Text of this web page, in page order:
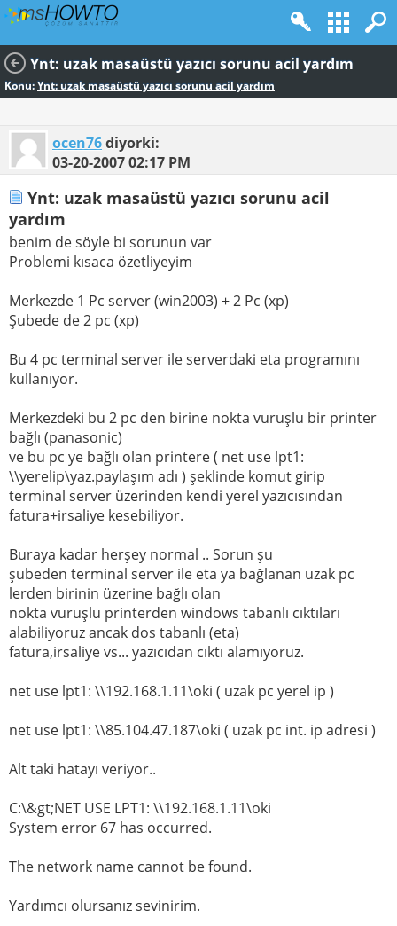
Ynt: uzak masaüstü yazıcı sorunu acil yardım
Konu:Ynt: uzak masaüstü yazıcı sorunu acil yardım
ocen76diyorki:
03-20-200702:17 PM
Ynt: uzak masaüstü yazıcı sorunu acil
yardım
benim de söyle bi sorunun var
Problemi kısaca özetliyeyim
Merkezde 1 Pc server (win2003) + 2 Pc (xp)
Şubede de 2 pc (xp)
Bu 4 pc terminal server ile serverdaki eta programını
kullanıyor.
Merkezdeki bu 2 pc den birine nokta vuruşlu bir printer
bağlı (panasonic)
ve bu pc ye bağlı olan printere ( net use lpt1:
\\yerelip\yaz.paylaşım adı ) şeklinde komut girip
terminal server üzerinden kendi yerel yazıcısından
fatura+irsaliye kesebiliyor.
Buraya kadar herşey normal .. Sorun şu
şubeden terminal server ile eta ya bağlanan uzak pc
lerden birinin üzerine bağlı olan
nokta vuruşlu printerden windows tabanlı cıktıları
alabiliyoruz ancak dos tabanlı (eta)
fatura,irsaliye vs... yazıcıdan cıktı alamıyoruz.
net use lpt1: \\192.168.1.11\oki ( uzak pc yerel ip )
net use lpt1: \\85.104.47.187\oki ( uzak pc int. ip adresi )
Alt taki hatayı veriyor..
C:\&gt;NET USE LPT1: \\192.168.1.11\oki
System error 67 has occurred.
The network name cannot be found.
Yardımcı olursanız sevinirim.